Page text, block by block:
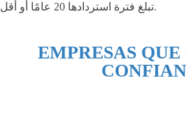
تبلغ فترة استردادها 20 عامًا أو أقل.
EMPRESAS